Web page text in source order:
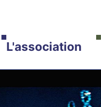
L'association